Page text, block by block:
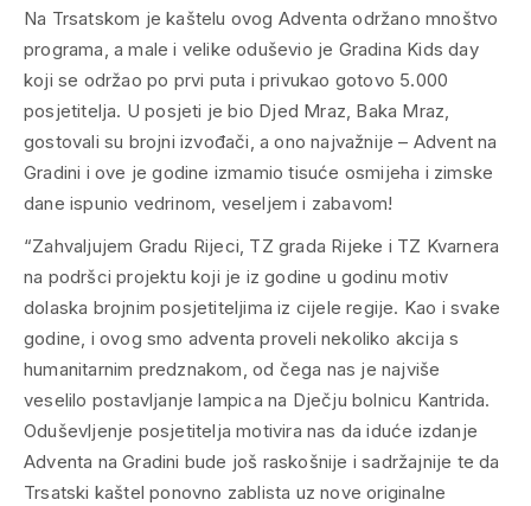
Na Trsatskom je kaštelu ovog Adventa održano mnoštvo
programa, a male i velike oduševio je Gradina Kids day
koji se održao po prvi puta i privukao gotovo 5.000
posjetitelja. U posjeti je bio Djed Mraz, Baka Mraz,
gostovali su brojni izvođači, a ono najvažnije – Advent na
Gradini i ove je godine izmamio tisuće osmijeha i zimske
dane ispunio vedrinom, veseljem i zabavom!
“Zahvaljujem Gradu Rijeci, TZ grada Rijeke i TZ Kvarnera
na podršci projektu koji je iz godine u godinu motiv
dolaska brojnim posjetiteljima iz cijele regije. Kao i svake
godine, i ovog smo adventa proveli nekoliko akcija s
humanitarnim predznakom, od čega nas je najviše
veselilo postavljanje lampica na Dječju bolnicu Kantrida.
Oduševljenje posjetitelja motivira nas da iduće izdanje
Adventa na Gradini bude još raskošnije i sadržajnije te da
Trsatski kaštel ponovno zablista uz nove originalne